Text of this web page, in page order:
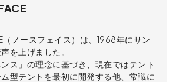
（ノースフェイス）は、1968年にサン
を上げました。
ンス」の理念に基づき、現在ではテント
型テントを最初に開発する他、常識に